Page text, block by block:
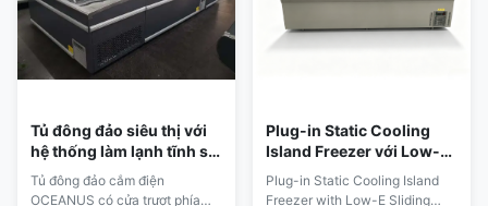
Tủ đông đảo siêu thị với
hệ thống làm lạnh tĩnh sử
dụng môi chất lạnh R290
và bộ điều nhiệt kỹ thuật
Tủ đông đảo cắm điện
OCEANUS có cửa trượt phía
Plug-in Static Cooling
Island Freezer với Low-E
Sliding Glass
Plug-in Static Cooling Island
Freezer with Low-E Sliding